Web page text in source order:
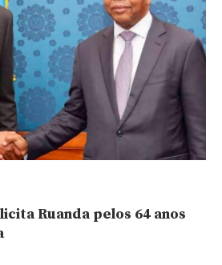
Ruanda pelos 64 anos